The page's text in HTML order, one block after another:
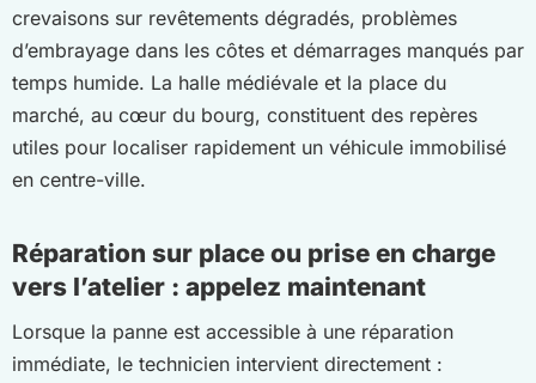
crevaisons sur revêtements dégradés, problèmes
d’embrayage dans les côtes et démarrages manqués par
temps humide. La halle médiévale et la place du
marché, au cœur du bourg, constituent des repères
utiles pour localiser rapidement un véhicule immobilisé
en centre-ville.
Réparation sur place ou prise en charge
vers l’atelier : appelez maintenant
Lorsque la panne est accessible à une réparation
immédiate, le technicien intervient directement :